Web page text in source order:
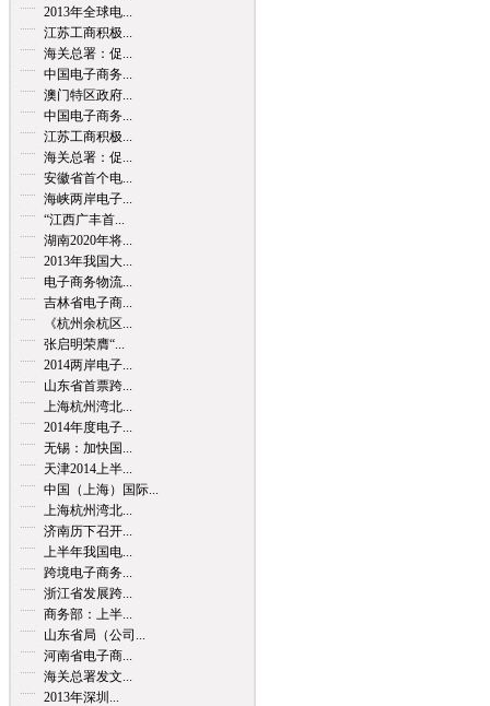
2013年全球电...
江苏工商积极...
海关总署：促...
中国电子商务...
澳门特区政府...
中国电子商务...
江苏工商积极...
海关总署：促...
安徽省首个电...
海峡两岸电子...
“江西广丰首...
湖南2020年将...
2013年我国大...
电子商务物流...
吉林省电子商...
《杭州余杭区...
张启明荣膺“...
2014两岸电子...
山东省首票跨...
上海杭州湾北...
2014年度电子...
无锡：加快国...
天津2014上半...
中国（上海）国际...
上海杭州湾北...
济南历下召开...
上半年我国电...
跨境电子商务...
浙江省发展跨...
商务部：上半...
山东省局（公司...
河南省电子商...
海关总署发文...
2013年深圳...